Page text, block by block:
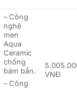
– Công
nghệ
men
Aqua
Ceramic
chống
bám bẩn.
– Công
VNĐ